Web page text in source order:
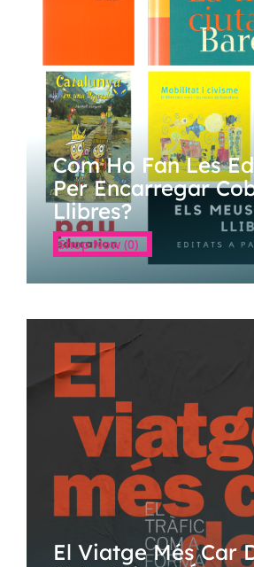
Com Ho Fan Les
Per Encarregar
Llibres?
Shop Now (0)
El Viatge Més Car